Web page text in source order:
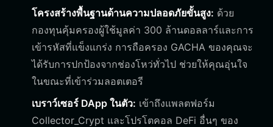
โครงสร้างพื้นฐานด้านความปลอดภัยขั้นสูง: ด้วย
กองทุนคุ้มครองผู้ใช้มูลค่า 300 ล้านดอลลาร์และการ
เข้ารหัสที่แข็งแกร่ง การถือครอง GACHA ของคุณจะ
ได้รับการปกป้องจากช่องโหว่ทั่วไป ช่วยให้คุณอุ่นใจ
ในขณะที่เข้าร่วมลอตเตอรี
เบราว์เซอร์ DApp ในตัว: เข้าถึงแพลตฟอร์ม
Collector_Crypt และโปรโตคอล DeFi อื่นๆ ของ